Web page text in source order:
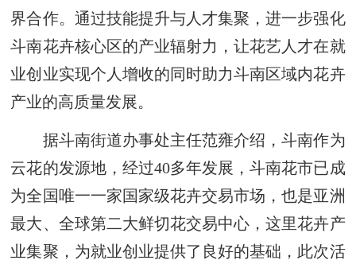
界合作。通过技能提升与人才集聚，进一步强化
斗南花卉核心区的产业辐射力，让花艺人才在就
业创业实现个人增收的同时助力斗南区域内花卉
产业的高质量发展。
据斗南街道办事处主任范雍介绍，斗南作为
云花的发源地，经过40多年发展，斗南花市已成
为全国唯一一家国家级花卉交易市场，也是亚洲
最大、全球第二大鲜切花交易中心，这里花卉产
业集聚，为就业创业提供了良好的基础，此次活